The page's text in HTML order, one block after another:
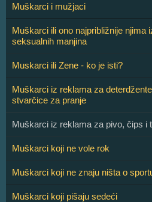
Muškarci i mužjaci
Muškarci ili ono najpribližnije njima
seksualnih manjina
Muskarci ili Zene - ko je isti?
Muškarci iz reklama za
stvarčice za pranje
Muškarci iz reklama za pivo, čips i
Muškarci koji ne vole rok
Muškarci koji ne znaju ništa o
Muškarci koji pišaju sedeći